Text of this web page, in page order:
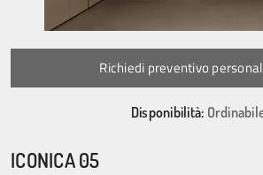
Richiedi preventivo
Disponibilità:
ICONICA 05